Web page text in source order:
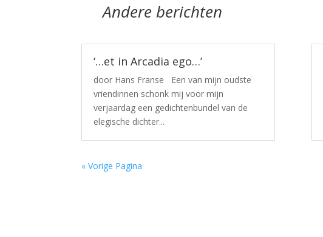
Andere berichten
‘…et in Arcadia ego…’
door Hans Franse Een van mijn oudste
vriendinnen schonk mij voor mijn
verjaardag een gedichtenbundel van de
elegische dichter...
« Vorige Pagina